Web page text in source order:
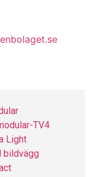
Light